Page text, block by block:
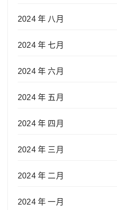
2024 年 八月
2024 年 七月
2024 年 六月
2024 年 五月
2024 年 四月
2024 年 三月
2024 年 二月
2024 年 一月